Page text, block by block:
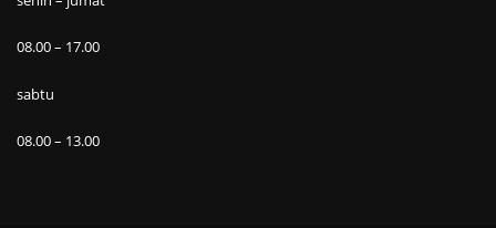
08.00 – 17.00
sabtu
08.00 – 13.00